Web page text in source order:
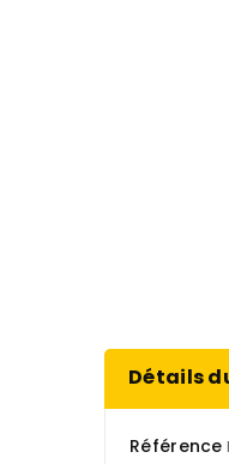
Détails
Référence